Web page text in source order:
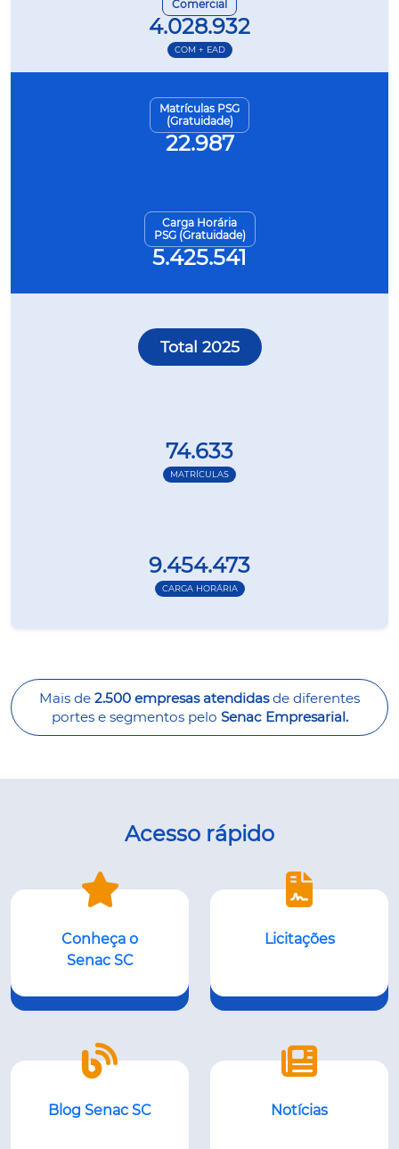
Comercial
4.028.932
COM + EAD
Matrículas PSG
(Gratuidade)
22.987
Carga Horária
PSG (Gratuidade)
5.425.541
Total 2025
74.633
MATRÍCULAS
9.454.473
CARGA HORÁRIA
Mais de 2.500 empresas atendidasde diferentes
portes e segmentos pelo Senac Empresarial.
Acesso rápido
Conheça o
Senac SC
Licitações
Blog Senac SC Notícias